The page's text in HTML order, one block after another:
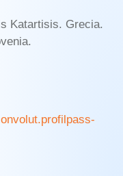
Katartisis. Grecia.